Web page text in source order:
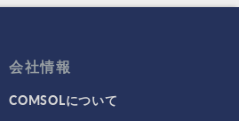
会社情報
COMSOLについて